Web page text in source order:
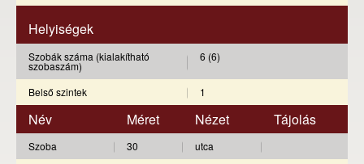
Helyiségek
Szobák száma (kialakítható
szobaszám)
6 (6)
Belső szintek 1
Név Méret Nézet Tájolás
Szoba 30
utca